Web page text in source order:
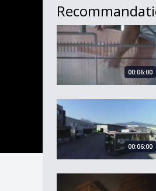
Le Gruyère AOP
00:06:00
Quand le Gruyère
00:06:00
L&#039;affinage du